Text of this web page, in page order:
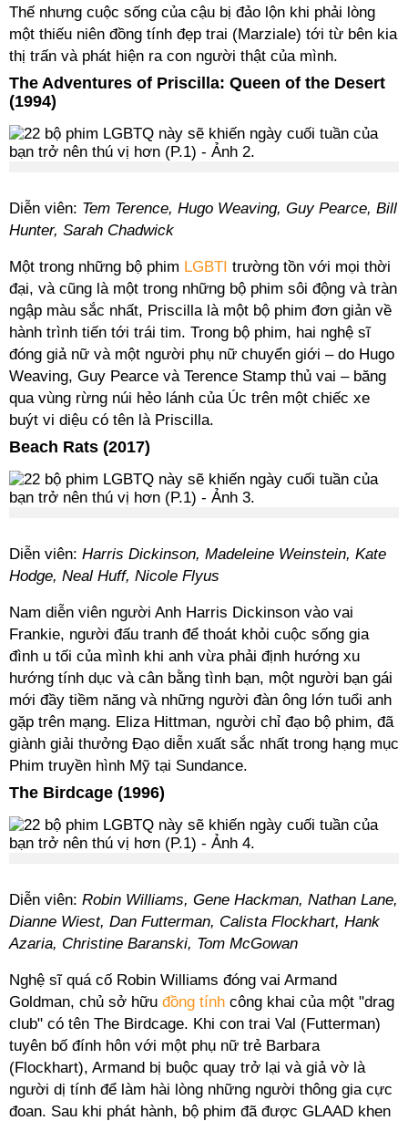
Thế nhưng cuộc sống của cậu bị đảo lộn khi phải lòng
một thiếu niên đồng tính đẹp trai (Marziale) tới từ bên kia
thị trấn và phát hiện ra con người thật của mình.
The Adventures of Priscilla: Queen of the Desert
(1994)
Diễn viên: Tem Terence, Hugo Weaving, Guy Pearce, Bill
Hunter, Sarah Chadwick
Một trong những bộ phim LGBTI trường tồn với mọi thời
đại, và cũng là một trong những bộ phim sôi động và tràn
ngập màu sắc nhất, Priscilla là một bộ phim đơn giản về
hành trình tiến tới trái tim. Trong bộ phim, hai nghệ sĩ
đóng giả nữ và một người phụ nữ chuyển giới – do Hugo
Weaving, Guy Pearce và Terence Stamp thủ vai – băng
qua vùng rừng núi hẻo lánh của Úc trên một chiếc xe
buýt vi diệu có tên là Priscilla.
Beach Rats (2017)
Diễn viên: Harris Dickinson, Madeleine Weinstein, Kate
Hodge, Neal Huff, Nicole Flyus
Nam diễn viên người Anh Harris Dickinson vào vai
Frankie, người đấu tranh để thoát khỏi cuộc sống gia
đình u tối của mình khi anh vừa phải định hướng xu
hướng tính dục và cân bằng tình bạn, một người bạn gái
mới đầy tiềm năng và những người đàn ông lớn tuổi anh
gặp trên mạng. Eliza Hittman, người chỉ đạo bộ phim, đã
giành giải thưởng Đạo diễn xuất sắc nhất trong hạng mục
Phim truyền hình Mỹ tại Sundance.
The Birdcage (1996)
Diễn viên: Robin Williams, Gene Hackman, Nathan Lane,
Dianne Wiest, Dan Futterman, Calista Flockhart, Hank
Azaria, Christine Baranski, Tom McGowan
Nghệ sĩ quá cố Robin Williams đóng vai Armand
Goldman, chủ sở hữu đồng tính công khai của một "drag
club" có tên The Birdcage. Khi con trai Val (Futterman)
tuyên bố đính hôn với một phụ nữ trẻ Barbara
(Flockhart), Armand bị buộc quay trở lại và giả vờ là
người dị tính để làm hài lòng những người thông gia cực
đoan. Sau khi phát hành, bộ phim đã được GLAAD khen